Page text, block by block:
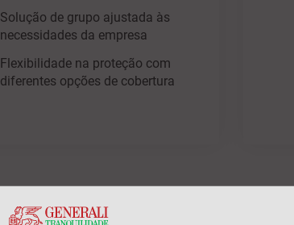
Solução de grupo ajustada às
necessidades da empresa
Flexibilidade na proteção com
diferentes opções de cobertura